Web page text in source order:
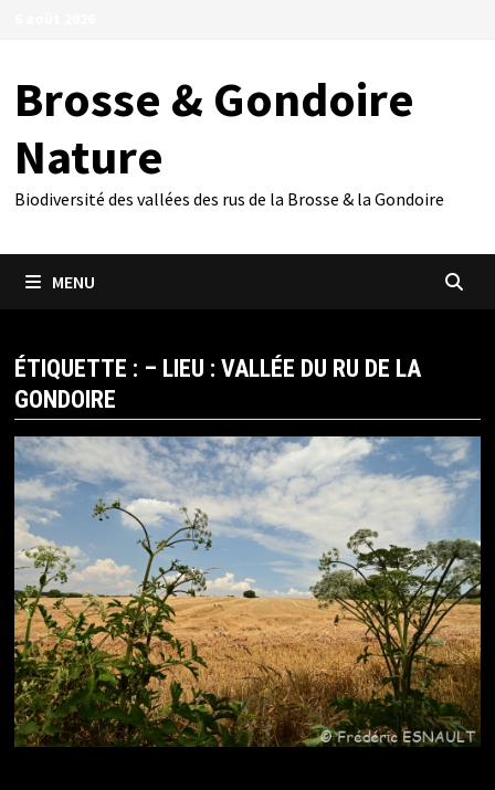
Brosse & Gondoire
Nature
Biodiversité des vallées des rus de la Brosse & la Gondoire
MENU
ÉTIQUETTE : – LIEU : VALLÉE DU RU DE LA
GONDOIRE